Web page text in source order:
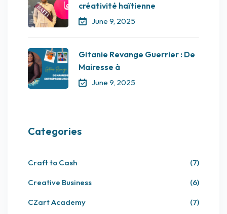
créativité haïtienne
June 9, 2025
Gitanie Revange Guerrier : De
Mairesse à
June 9, 2025
Categories
Craft to Cash (7)
Creative Business (6)
CZart Academy (7)